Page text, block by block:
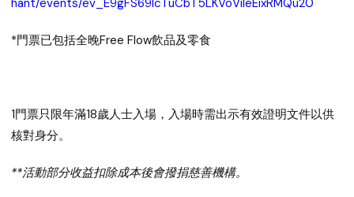
*門票已包括全晚Free Flow飲品及零食
1門票只限年滿18歲人士入場，入場時需出示有效證明文件以供
核對身分。
**活動部分收益扣除成本後會撥捐慈善機構。